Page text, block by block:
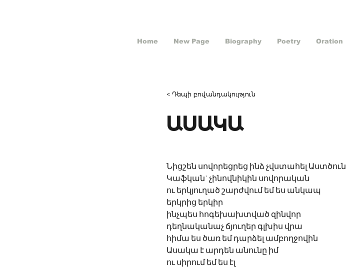
Home New Page Biography Poetry Oration
< Դեպի բովանդակություն
ԱՍԱԿԱ
Նիցշեն սովորեցրեց ինձ չվստահել Աստծուն
Կաֆկան` չինովնիկին սովորական
ու երկյուղած շարժվում եմ ես անկապ
երկրից երկիր
ինչպես հոգեխախտված զինվոր
դեղնականաչ ճյուղեր գլխիս վրա
հիմա ես ծառ եմ դարձել ամբողջովին
Ասակա է արդեն անունը իմ
ու սիրում եմ ես էլ